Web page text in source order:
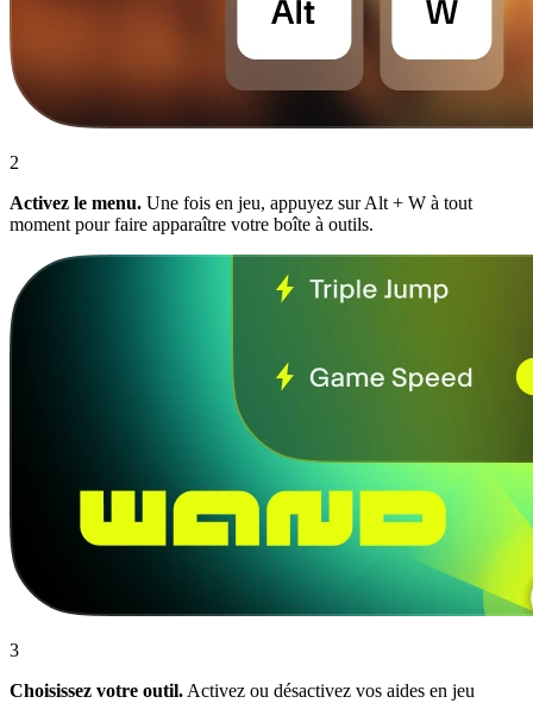
2
Activez le menu. Une fois en jeu, appuyez sur Alt + W à tout
moment pour faire apparaître votre boîte à outils.
3
Choisissez votre outil. Activez ou désactivez vos aides en jeu